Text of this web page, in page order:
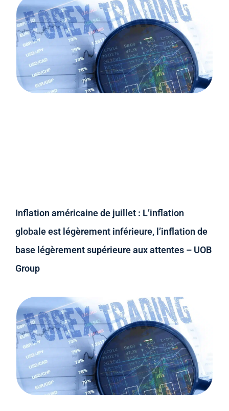
Inflation américaine de juillet : L’inflation
globale est légèrement inférieure, l’inflation de
base légèrement supérieure aux attentes – UOB
Group